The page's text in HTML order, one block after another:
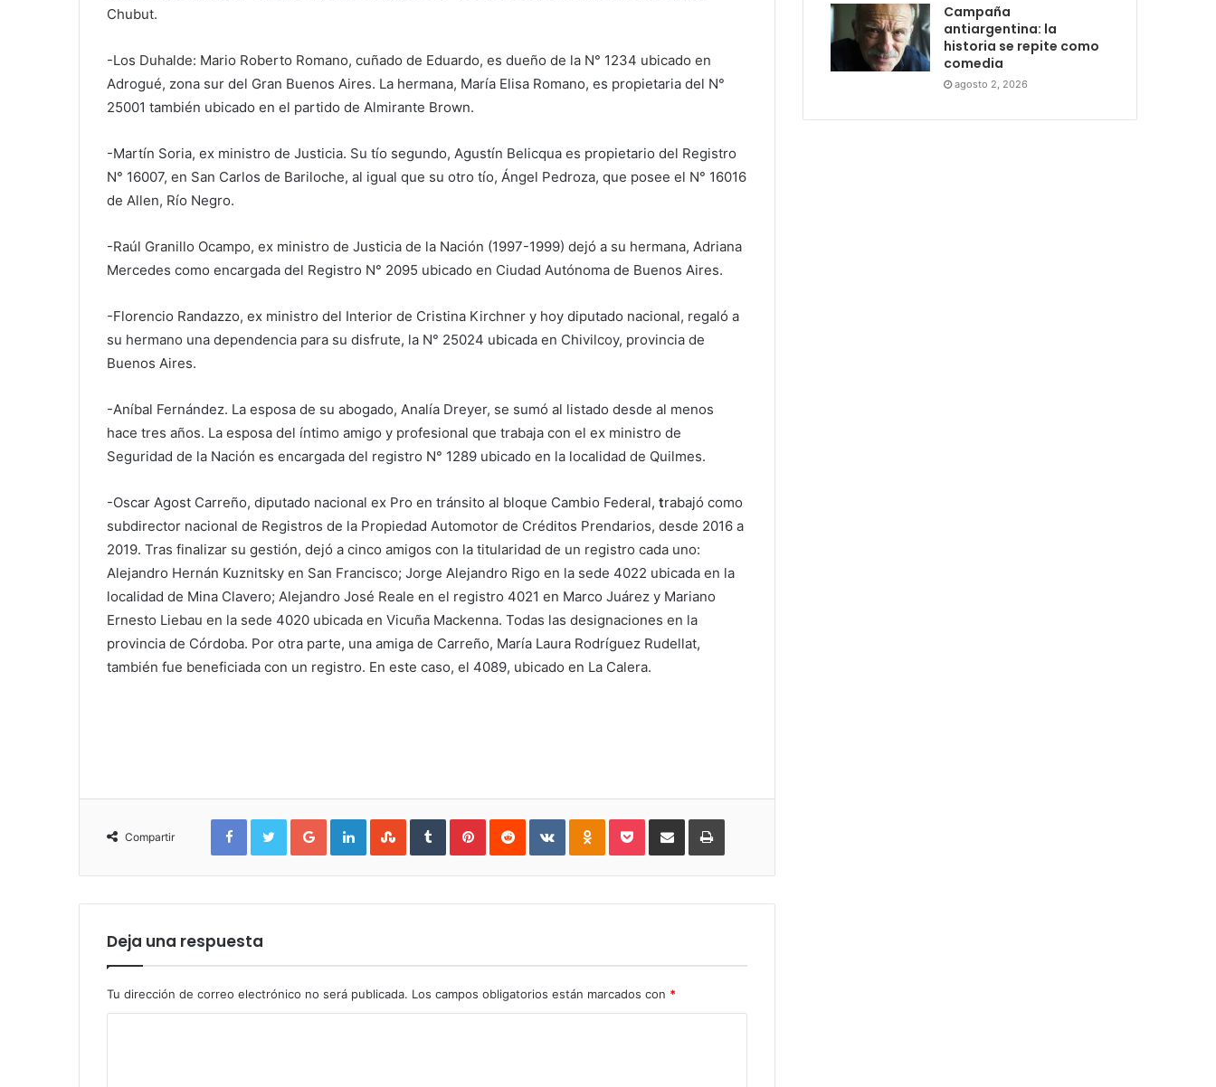
Chubut.
-Los Duhalde: Mario Roberto Romano, cuñado de Eduardo, es dueño de la N° 1234 ubicado en
Adrogué, zona sur del Gran Buenos Aires. La hermana, María Elisa Romano, es propietaria del N°
25001 también ubicado en el partido de Almirante Brown.
-Martín Soria, ex ministro de Justicia. Su tío segundo, Agustín Belicqua es propietario del Registro
N° 16007, en San Carlos de Bariloche, al igual que su otro tío, Ángel Pedroza, que posee el N° 16016
de Allen, Río Negro.
-Raúl Granillo Ocampo, ex ministro de Justicia de la Nación (1997-1999) dejó a su hermana, Adriana
Mercedes como encargada del Registro N° 2095 ubicado en Ciudad Autónoma de Buenos Aires.
-Florencio Randazzo, ex ministro del Interior de Cristina Kirchner y hoy diputado nacional, regaló a
su hermano una dependencia para su disfrute, la N° 25024 ubicada en Chivilcoy, provincia de
Buenos Aires.
-Aníbal Fernández. La esposa de su abogado, Analía Dreyer, se sumó al listado desde al menos
hace tres años. La esposa del íntimo amigo y profesional que trabaja con el ex ministro de
Seguridad de la Nación es encargada del registro N° 1289 ubicado en la localidad de Quilmes.
-Oscar Agost Carreño, diputado nacional ex Pro en tránsito al bloque Cambio Federal, trabajó como
subdirector nacional de Registros de la Propiedad Automotor de Créditos Prendarios, desde 2016 a
2019. Tras finalizar su gestión, dejó a cinco amigos con la titularidad de un registro cada uno:
Alejandro Hernán Kuznitsky en San Francisco; Jorge Alejandro Rigo en la sede 4022 ubicada en la
localidad de Mina Clavero; Alejandro José Reale en el registro 4021 en Marco Juárez y Mariano
Ernesto Liebau en la sede 4020 ubicada en Vicuña Mackenna. Todas las designaciones en la
provincia de Córdoba. Por otra parte, una amiga de Carreño, María Laura Rodríguez Rudellat,
también fue beneficiada con un registro. En este caso, el 4089, ubicado en La Calera.
Compartir
FacebookTwitterGoogle+LinkedInStumbleUpon
TumblrPinterestReddit VKontakteOdnoklassniki
PocketShare
Email
Print
Deja una respuesta
Tu dirección de correo electrónico no será publicada. Los campos obligatorios están marcados con *
Campaña
antiargentina: la
historia se repite como
comedia
agosto 2, 2026